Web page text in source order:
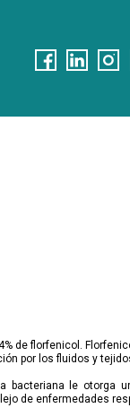
de florfenicol.
por los fluidos y
bacteriana le otorga
de enfermedades